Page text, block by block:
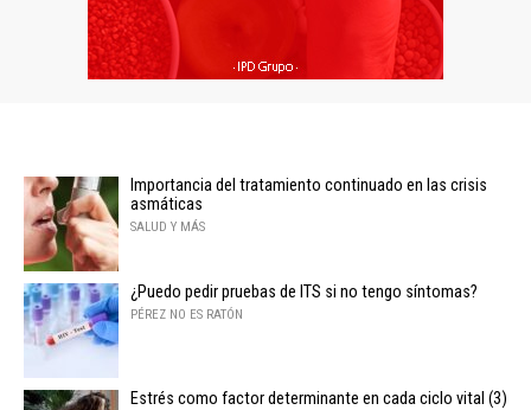
Importancia del tratamiento continuado en las crisis
asmáticas
SALUD Y MÁS
¿Puedo pedir pruebas de ITS si no tengo síntomas?
PÉREZ NO ES RATÓN
Estrés como factor determinante en cada ciclo vital (3)